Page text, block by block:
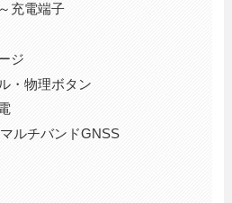
充電端子
ジ
・物理ボタン
ルチバンドGNSS